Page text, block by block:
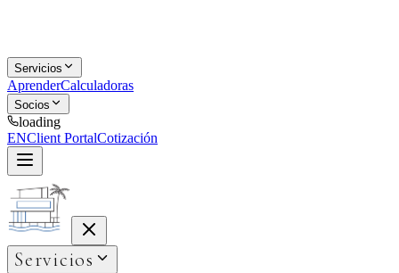
Servicios
AprenderCalculadoras
Socios
loading
ENClient PortalCotización
Servicios